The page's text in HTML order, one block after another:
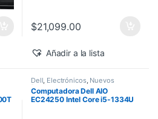
$21,099.00
Añadir a la lista
Dell Electrónicos, Nuevos
Productos
Computadora Dell AIO
EC24250 Intel Core i5-1334U